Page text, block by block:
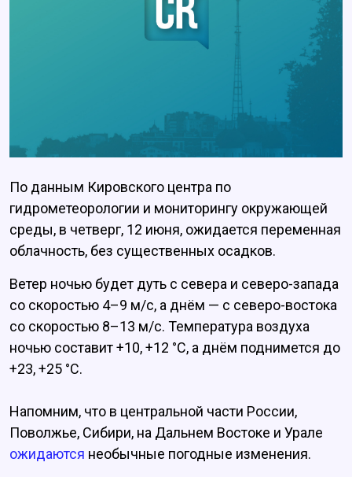
По данным Кировского центра по
гидрометеорологии и мониторингу окружающей
среды, в четверг, 12 июня, ожидается переменная
облачность, без существенных осадков.
Ветер ночью будет дуть с севера и северо-запада
со скоростью 4–9 м/с, а днём — с северо-востока
со скоростью 8–13 м/с. Температура воздуха
ночью составит +10, +12 °C, а днём поднимется до
+23, +25 °C.
Напомним, что в центральной части России,
Поволжье, Сибири, на Дальнем Востоке и Урале
ожидаются необычные погодные изменения.